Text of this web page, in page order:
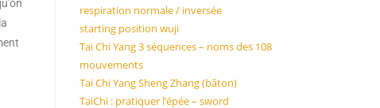
respiration normale / inversée
starting position wuji
Tai Chi Yang 3 séquences – noms des 108
mouvements
Tai Chi Yang Sheng Zhang (bâton)
TaiChi : pratiquer l’épée – sword